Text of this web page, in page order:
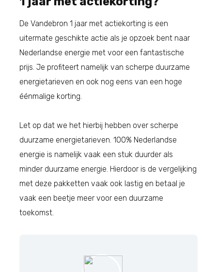
De Vandebron 1 jaar met actiekorting is een
uitermate geschikte actie als je opzoek bent naar
Nederlandse energie met voor een fantastische
prijs. Je profiteert namelijk van scherpe duurzame
energietarieven en ook nog eens van een hoge
éénmalige korting.
Let op dat we het hierbij hebben over scherpe
duurzame energietarieven. 100% Nederlandse
energie is namelijk vaak een stuk duurder als
minder duurzame energie. Hierdoor is de vergelijking
met deze pakketten vaak ook lastig en betaal je
vaak een beetje meer voor een duurzame
toekomst.